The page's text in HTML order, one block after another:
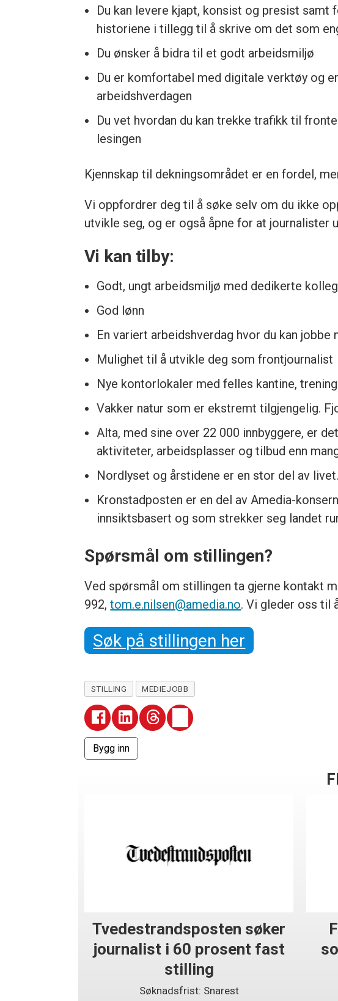
Du kan levere kjapt, konsist og presist
historiene i tillegg til å skrive om det som
Du ønsker å bidra til et godt arbeidsmiljø
Du er komfortabel med digitale verktøy og
arbeidshverdagen
Du vet hvordan du kan trekke trafikk til
lesingen
Kjennskap til dekningsområdet er en fordel,
Vi oppfordrer deg til å søke selv om du ikke
utvikle seg, og er også åpne for at journalister
Vi kan tilby:
Godt, ungt arbeidsmiljø med dedikerte
God lønn
En variert arbeidshverdag hvor du kan
Mulighet til å utvikle deg som frontjournalist
Nye kontorlokaler med felles kantine,
Vakker natur som er ekstremt tilgjengelig.
Alta, med sine over 22 000 innbyggere, er
aktiviteter, arbeidsplasser og tilbud enn
Nordlyset og årstidene er en stor del av
Kronstadposten er en del av Amedia-
innsiktsbasert og som strekker seg landet
Spørsmål om stillingen?
Ved spørsmål om stillingen ta gjerne kontakt
992,tom.e.nilsen@amedia.no. Vi gleder oss til
Søk på stillingen her
STILLING MEDIEJOBB
Tvedestrandsposten søker
journalist i 60 prosent fast
stilling
Søknadsfrist: Snarest